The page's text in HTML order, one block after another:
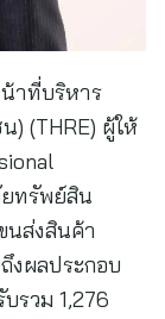
าที่บริหาร
(THRE) ผู้ให้
ทรัพย์สิน
นส่งสินค้า
งผลประกอบ
รวม 1,276